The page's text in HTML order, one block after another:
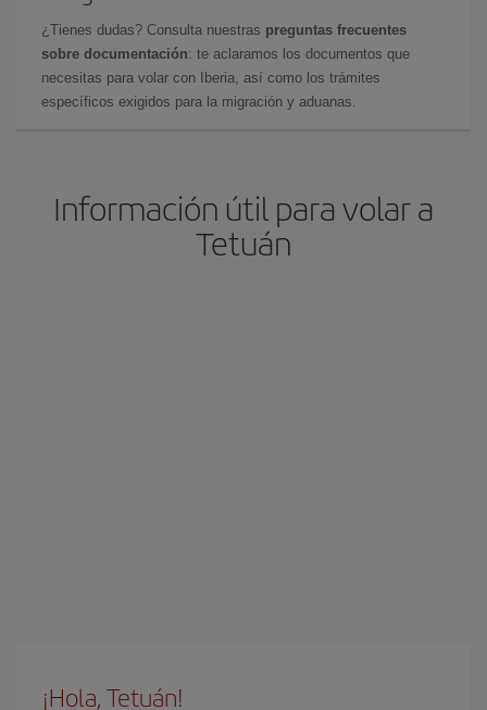
¿Tienes dudas? Consulta nuestras preguntas frecuentes
sobre documentación: te aclaramos los documentos que
necesitas para volar con Iberia, así como los trámites
específicos exigidos para la migración y aduanas.
Información útil para volar a
Tetuán
¡Hola, Tetuán!